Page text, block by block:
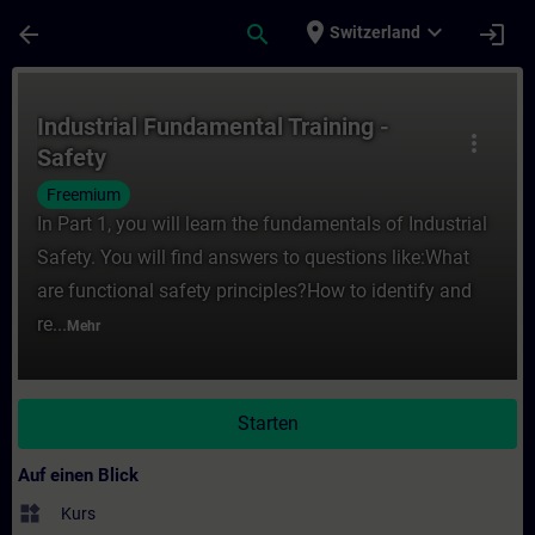
arrow_back search place Switzerland expand_more login
more_vert
Industrial Fundamental Training -
Safety
Freemium
In Part 1, you will learn the fundamentals of Industrial
Safety. You will find answers to questions like:What
are functional safety principles?How to identify and
re... Mehr
Starten
Auf einen Blick
widgets Kurs